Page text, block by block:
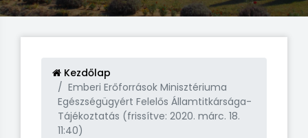
Kezdőlap
Emberi Erőforrások Minisztériuma
Egészségügyért Felelős Államtitkársága-
Tájékoztatás (frissítve: 2020. márc. 18.
11:40)